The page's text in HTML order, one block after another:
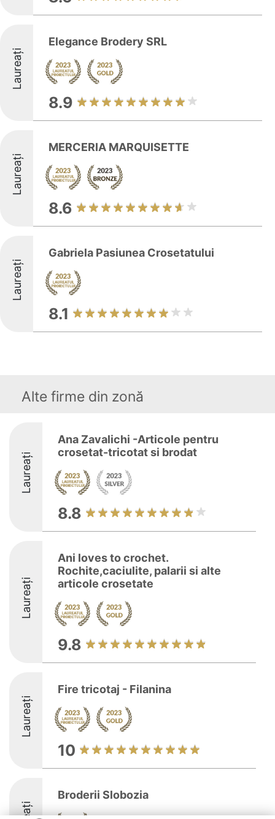
Laureați
Elegance Brodery SRL
8.9
Laureați
MERCERIA MARQUISETTE
8.6
Laureați
Gabriela Pasiunea Crosetatului
8.1
Alte firme din zonă
Laureați
Ana Zavalichi -Articole pentru
crosetat-tricotat si brodat
8.8
Laureați
Ani loves to crochet.
Rochite,caciulite, palarii si alte
articole crosetate
9.8
Laureați
Fire tricotaj - Filanina
10
Broderii Slobozia